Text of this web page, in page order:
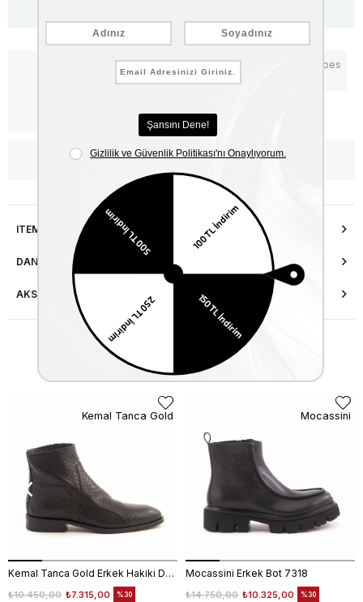
Add to Favorites
Notify me when the price goes
down
WhatsApp’tan Bilgi Al
ITEM FEATURES
DANIŞMA HATTI
AKSESUAR ONARIMI
Similar Items
Kemal Tanca Gold Erkek Hakiki Deri Tpu Taban Siyah Bot
₺7.315,00
₺10.450,00 %30
Kemal Tanca Gold
Mocassini Erkek Bot 7318
₺10.325,00
₺14.750,00 %30
Mocassini